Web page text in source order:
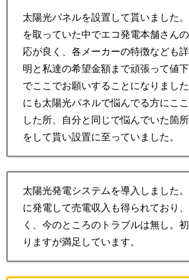
太陽光パネルを設置して貰いました
を取っていた中でエコ発電本舗さん
応が良く、各メーカーの特徴なども
明と私達の希望金額まで頑張って値
でここでお願いすることになりまし
にも太陽光パネルで悩んでる方にこ
した所、自分と同じで悩んでいた箇
をして貰い設置に至っていました。
太陽光発電システムを導入しました
に発電して売電収入も得られており
く、今のところのトラブルは無し。
りますが満足しています。